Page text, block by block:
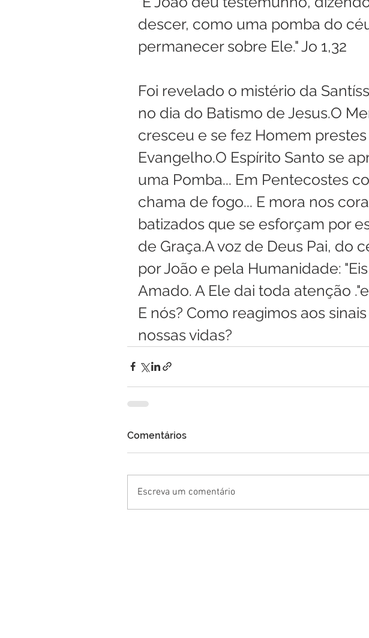
descer, como uma pomba do
permanecer sobre Ele." Jo 1,32
Foi revelado o mistério da
no dia do Batismo de Jesus.O
cresceu e se fez Homem prestes
Evangelho.O Espírito Santo se
uma Pomba... Em Pentecostes
chama de fogo... E mora nos
batizados que se esforçam por
de Graça.A voz de Deus Pai, do
por João e pela Humanidade:
Amado. A Ele dai toda atenção
E nós? Como reagimos aos
nossas vidas?
Comentários
Escreva um comentário